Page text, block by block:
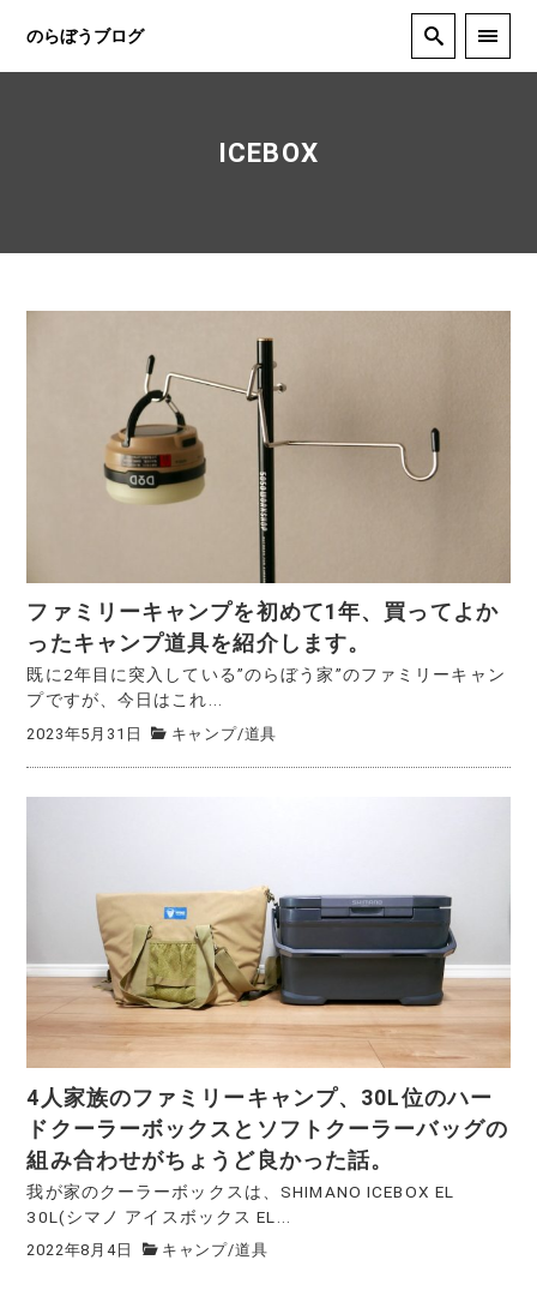
のらぼうブログ
ICEBOX
ファミリーキャンプを初めて1年、買ってよか
ったキャンプ道具を紹介します。
既に2年目に突入している”のらぼう家”のファミリーキャン
プですが、今日はこれ...
2023年5月31日 キャンプ/道具
4人家族のファミリーキャンプ、30L位のハー
ドクーラーボックスとソフトクーラーバッグの
組み合わせがちょうど良かった話。
我が家のクーラーボックスは、SHIMANO ICEBOX EL
30L(シマノ アイスボックス EL...
2022年8月4日 キャンプ/道具